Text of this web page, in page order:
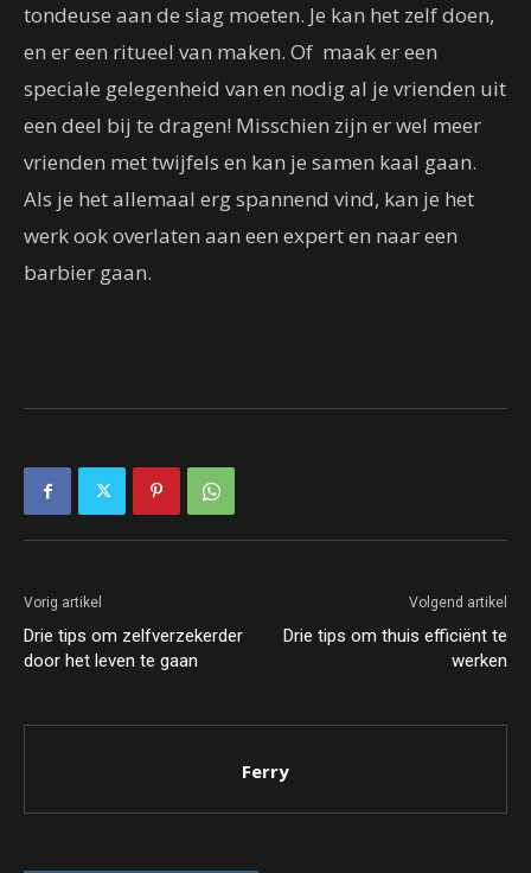
tondeuse aan de slag moeten. Je kan het zelf doen,
en er een ritueel van maken. Of maak er een
speciale gelegenheid van en nodig al je vrienden uit
een deel bij te dragen! Misschien zijn er wel meer
vrienden met twijfels en kan je samen kaal gaan.
Als je het allemaal erg spannend vind, kan je het
werk ook overlaten aan een expert en naar een
barbier gaan.
Vorig artikel
Drie tips om zelfverzekerder
door het leven te gaan
Volgend artikel
Drie tips om thuis efficiënt te
werken
Ferry